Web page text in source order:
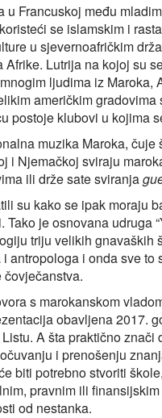
u Francuskoj među
se islamskim i
u sjevernoafričkim
Lutrija na kojoj su
ljudima iz
američkim
postoje klubovi u kojima
muzika Maroka,
i Njemačkoj sviraju
ili drže sate sviranja
su kako se ipak moraju
je osnovana udruga
triju velikih gnavaških
antropologa i onda sve
s marokanskom
obavljena 2017.
A šta praktično
i prenošenju
biti potrebno stvoriti
pravnim ili
od nestanka.